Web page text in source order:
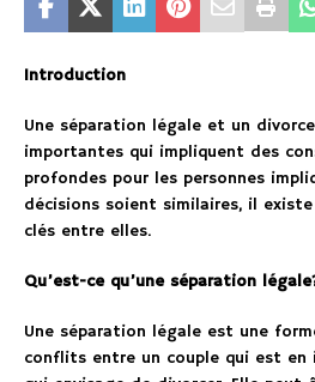
Introduction
Une séparation légale et un
importantes qui impliquent des
profondes pour les personnes
décisions soient similaires, il
clés entre elles.
Qu’est-ce qu’une séparation
Une séparation légale est une
conflits entre un couple qui est en